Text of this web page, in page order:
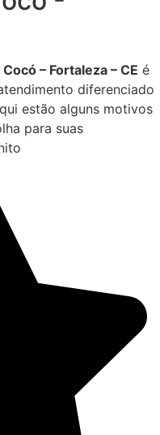
– Fortaleza – CE é
diferenciado
estão alguns motivos
para suas